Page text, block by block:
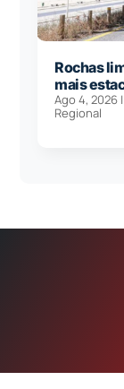
Rochas
mais
Ago 4, 2026
Regional